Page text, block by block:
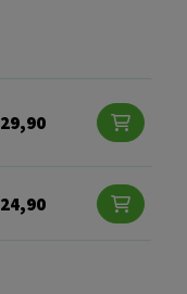
29,90
24,90